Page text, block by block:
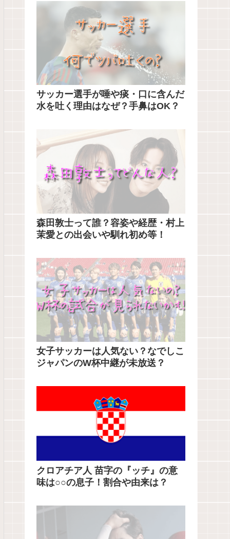
サッカー選手が唾や痰・口に含んだ
水を吐く理由はなぜ？手鼻はOK？
森田敦士って誰？容姿や経歴・村上
茉愛との出会いや馴れ初め等！
女子サッカーは人気ない？なでしこ
ジャパンのW杯中継が未放送？
クロアチア人 苗字の『ッチ』の意
味は○○の息子！割合や由来は？